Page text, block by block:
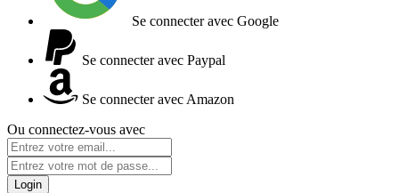
Se connecter avec Google
Se connecter avec Paypal
Se connecter avec Amazon
Ou connectez-vous avec
Login